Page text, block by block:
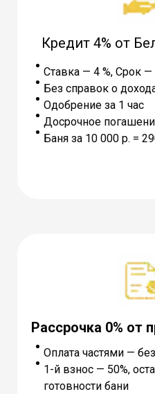
Ставка — 4 %, Cрок —
Без справок о
Одобрение за 1 час
Досрочное
Баня за 10 000 р. =
Кредит 4% от
Оплата частями —
1-й взнос — 50%,
готовности бани
Рассрочка 0% от